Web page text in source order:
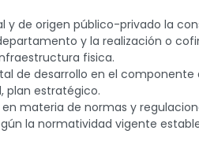
y de origen público-privado la
y la realización o
fisica.
de desarrollo en el componente
plan estratégico.
materia de normas y
la normatividad vigente